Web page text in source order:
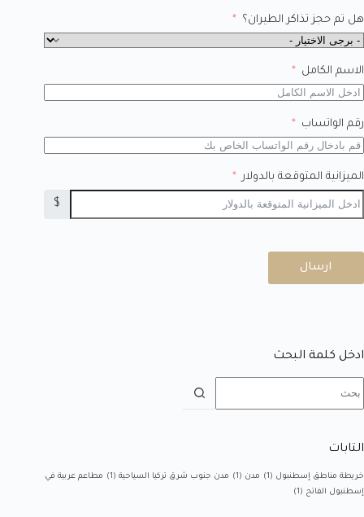
هل تم حجز تذاكر الطيران؟
الاسم الكامل
رقم الواتساب
الميزانية المتوقعة بالدولار
$
ارسال
ادخل كلمة البحث
التابات
خريطة مناطق إسطنبول (1) مدن (1) مدن جنوب شرق تركيا السياحية (1)
مطاعم عربية في
إسطنبول الفاتح (1)